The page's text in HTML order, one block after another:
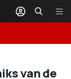
van de